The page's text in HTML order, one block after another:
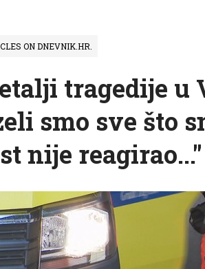
ON DNEVNIK.HR.
tragedije u
smo sve što
nije reagirao..."